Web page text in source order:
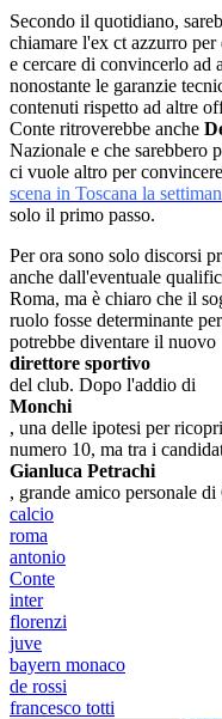
Secondo il quotidiano,
chiamare l'ex ct azzurro
e cercare di convincerlo ad
nonostante le garanzie
contenuti rispetto ad altre
Conte ritroverebbe anche
Nazionale e che sarebbero
ci vuole altro per
scena in Toscana la
solo il primo passo.
Per ora sono solo discorsi
anche dall'eventuale
Roma, ma è chiaro che il
ruolo fosse determinante
potrebbe diventare il nuovo
direttore sportivo
del club. Dopo l'addio di
Monchi
, una delle ipotesi per
numero 10, ma tra i
Gianluca Petrachi
, grande amico personale di
calcio
roma
antonio
Conte
inter
florenzi
juve
bayern monaco
de rossi
francesco totti